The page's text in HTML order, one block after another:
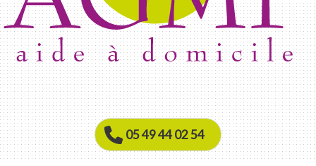
05 49 44 02 54